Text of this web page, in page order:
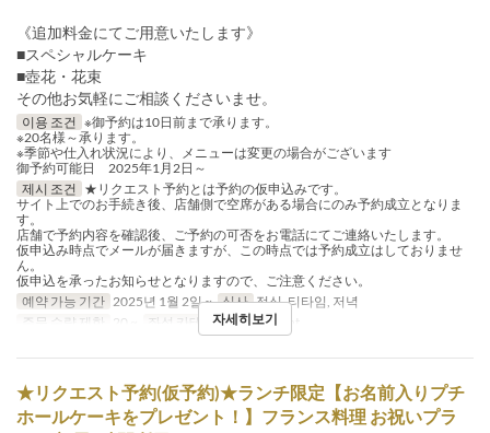
《追加料金にてご用意いたします》
■スペシャルケーキ
■壺花・花束
その他お気軽にご相談くださいませ。
이용 조건 ※御予約は10日前まで承ります。
※20名様～承ります。
※季節や仕入れ状況により、メニューは変更の場合がございます
御予約可能日 2025年1月2日～
제시 조건
★リクエスト予約とは予約の仮申込みです。
サイト上でのお手続き後、店舗側で空席がある場合にのみ予約成立となりま
す。
店舗で予約内容を確認後、ご予約の可否をお電話にてご連絡いたします。
仮申込み時点でメールが届きますが、この時点では予約成立はしておりませ
ん。
仮申込を承ったお知らせとなりますので、ご注意ください。
예약 가능 기간 2025년 1월 2일 ~ 식사 점심, 티타임, 저녁
주문 수량 제한
20 ~ 좌석 카테고리 Restaurant
자세히보기
★リクエスト予約(仮予約)★ランチ限定【お名前入りプチ
ホールケーキをプレゼント！】フランス料理 お祝いプラ